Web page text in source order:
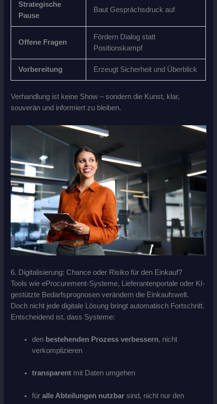
Strategische
Pause
Baut Gesprächsdruck auf
Offene Fragen
Fördern Dialog statt
Positionskampf
Vorbereitung Erzeugt Sicherheit und Überblick
Verhandlung ist keine Show – sondern die Kunst, klar,
souverän und informiert zu bleiben.
6. Digitalisierung: Chance oder Risiko für den Einkauf?
Tools wie eProcurement-Systeme, Lieferantenportale oder KI-
gestützte Bedarfsprognosen verändern die Einkaufswelt.
Doch nicht jede digitale Lösung bringt automatisch Fortschritt.
Entscheidend ist, dass Systeme:
den bestehenden Prozess verbessern, nicht
verkomplizieren
transparent mit Daten umgehen
füralle Abteilungen nutzbar sind, nicht nur den